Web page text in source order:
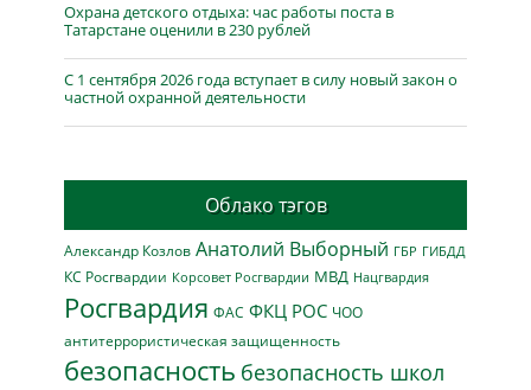
Охрана детского отдыха: час работы поста в
Татарстане оценили в 230 рублей
С 1 сентября 2026 года вступает в силу новый закон о
частной охранной деятельности
Облако тэгов
Александр Козлов Анатолий Выборный ГБР ГИБДД
КС Росгвардии Корсовет Росгвардии МВД Нацгвардия
Росгвардия ФАС ФКЦ РОС ЧОО
антитеррористическая защищенность
безопасность безопасность школ